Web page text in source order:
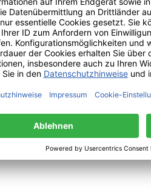
Cannabis
Hanfkollektion